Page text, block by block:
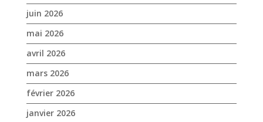
juin 2026
mai 2026
avril 2026
mars 2026
février 2026
janvier 2026